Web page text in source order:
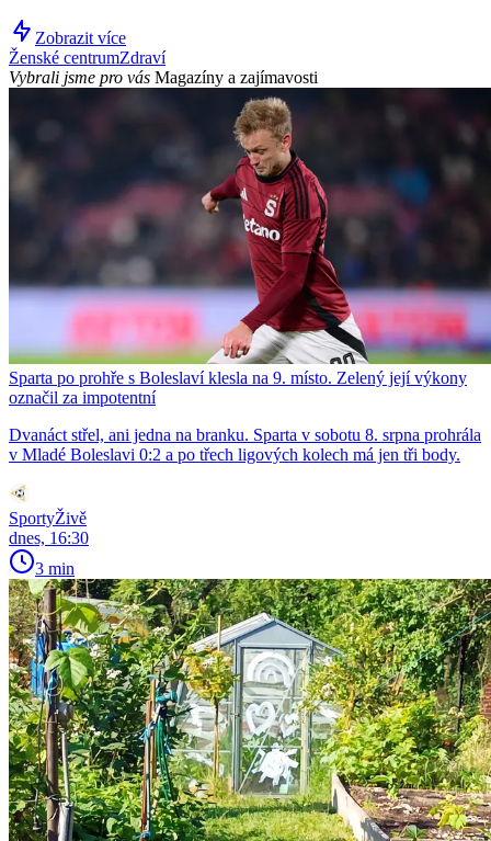
Zobrazit více
Ženské centrumZdraví
Vybrali jsme pro vás Magazíny a zajímavosti
Sparta po prohře s Boleslaví klesla na 9. místo. Zelený její výkony
označil za impotentní
Dvanáct střel, ani jedna na branku. Sparta v sobotu 8. srpna prohrála
v Mladé Boleslavi 0:2 a po třech ligových kolech má jen tři body.
SportyŽivě
dnes, 16:30
3 min